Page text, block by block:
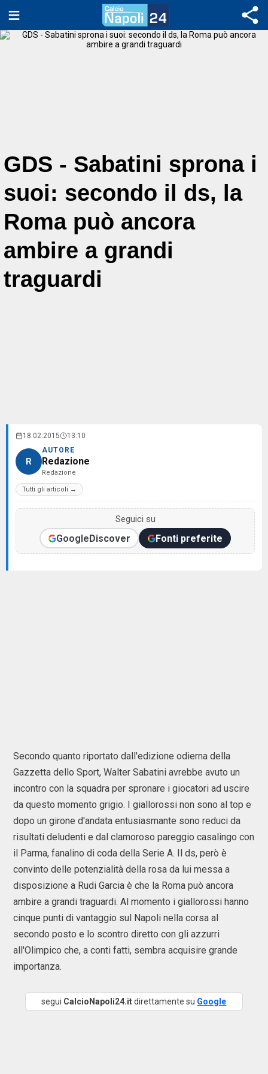
GDS - Sabatini sprona i
suoi: secondo il ds, la
Roma può ancora
ambire a grandi
traguardi
18.02.2015 13:10
R
AUTORE
Redazione
Redazione
Tutti gli articoli →
Seguici su
GoogleDiscover Fonti preferite
Secondo quanto riportato dall'edizione odierna della
Gazzetta dello Sport, Walter Sabatini avrebbe avuto un
incontro con la squadra per spronare i giocatori ad uscire
da questo momento grigio. I giallorossi non sono al top e
dopo un girone d'andata entusiasmante sono reduci da
risultati deludenti e dal clamoroso pareggio casalingo con
il Parma, fanalino di coda della Serie A. Il ds, però è
convinto delle potenzialità della rosa da lui messa a
disposizione a Rudi Garcia è che la Roma può ancora
ambire a grandi traguardi. Al momento i giallorossi hanno
cinque punti di vantaggio sul Napoli nella corsa al
secondo posto e lo scontro diretto con gli azzurri
all'Olimpico che, a conti fatti, sembra acquisire grande
importanza.
segui CalcioNapoli24.itdirettamente su Google